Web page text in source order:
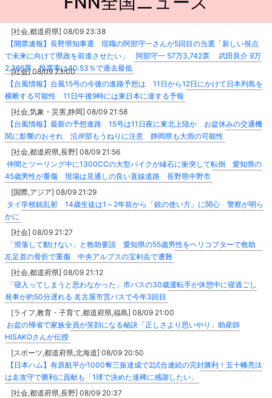
[社会,都道府県] 08/09 23:38
【開票速報】長野県知事選 現職の阿部守一さんが5回目の当選「新しい視点
で未来に向けて県政を前進させたい」 阿部守一 57万3,742票 武田良介 9万
2,366票 投票率は40.53％で過去最低
[社会] 08/09 23:00
【台風情報】台風15号の今後の進路予想は 11日から12日にかけて日本列島を
横断する可能性 11日午後9時には東日本に達する予報
[社会,気象・災害,静岡] 08/09 21:58
【台風情報】最新の予想進路 15号は11日夜に東北上陸か お盆休みの交通機
関に影響のおそれ 沿岸部もうねりに注意 静岡県も大雨の可能性
[社会,都道府県,長野] 08/09 21:56
仲間とツーリング中に1300CCの大型バイクが縁石に衝突して転倒 愛知県の
45歳男性が重傷 現場は見通しの良い直線道路 長野県中野市
[国際,アジア] 08/09 21:29
タイ学校銃乱射 14歳生徒は1～2年前から「銃の使い方」に関心 警察が明ら
かに
[社会] 08/09 21:27
「滑落して動けない」と救助要請 愛知県の55歳男性をヘリコプターで救助
左足首の骨折で重傷 中央アルプスの宝剣岳で遭難
[社会,都道府県] 08/09 21:12
「寝入ってしまうと思わなかった」市バスの30歳運転手が休憩中に寝過ごし
発車が約50分遅れる 名古屋市営バスで今年3回目
[ライフ,教育・子育て,都道府県,福島] 08/09 21:00
お盆の帰省で家族全員が笑顔になる秘訣「正しさより思いやり」助産師
HISAKOさんが伝授
[スポーツ,都道府県,北海道] 08/09 20:50
【日本ハム】有原航平が1000奪三振達成で2試合連続の完封勝利！五十幡亮汰
は走攻守で勝利に貢献も「1球で決めた達稀に感謝したい」
[社会,都道府県,長野] 08/09 20:37